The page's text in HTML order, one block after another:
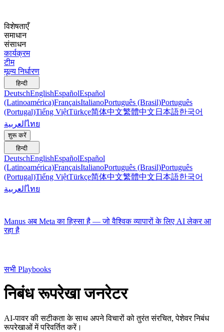
विशेषताएँ
समाधान
संसाधन
कार्यक्रम
टीम
मूल्य निर्धारण
हिन्दी
DeutschEnglishEspañolEspañol
(Latinoamérica)FrançaisItalianoPortuguês (Brasil)Português
(Portugal)Tiếng ViệtTürkçe简体中文繁體中文 日本語한국어
العربيةไทย
शुरू करें
हिन्दी
DeutschEnglishEspañolEspañol
(Latinoamérica)FrançaisItalianoPortuguês (Brasil)Português
(Portugal)Tiếng ViệtTürkçe简体中文繁體中文 日本語한국어
العربيةไทย
Manus अब Meta का हिस्सा है — जो वैश्विक व्यापारों के लिए AI लेकर आ
रहा है
सभी Playbooks
निबंध रूपरेखा जनरेटर
AI-पावर की सटीकता के साथ अपने विचारों को तुरंत संरचित, पेशेवर निबंध
रूपरेखाओं में परिवर्तित करें।